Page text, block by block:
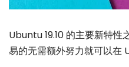
Ubuntu 19.10 的主要新特性
易的无需额外努力就可以在